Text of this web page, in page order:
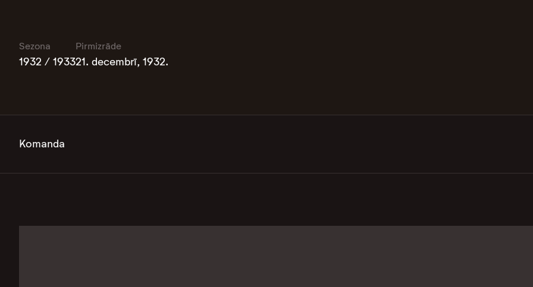
Sezona
1932 / 1933
Pirmizrāde
21. decembrī, 1932.
Komanda